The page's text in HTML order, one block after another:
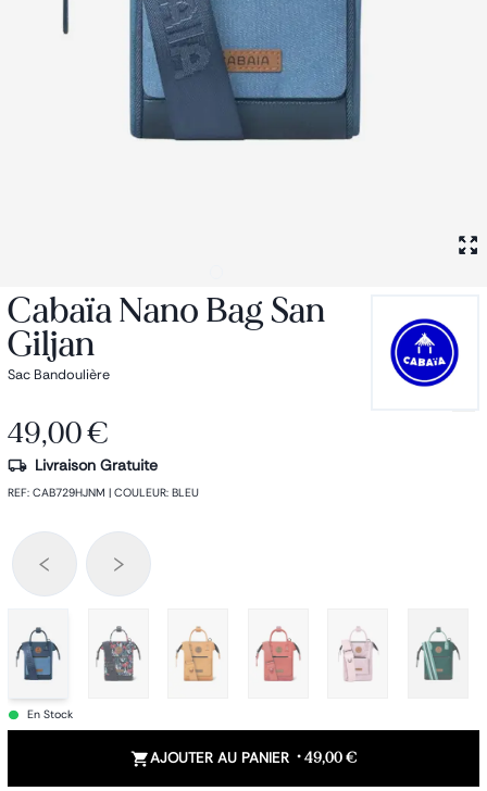
Porte monnaie
Cabaïa Nano Bag San
Giljan
Sac Bandoulière
49,00 €
Livraison Gratuite
REF: CAB729HJNM | COULEUR: BLEU
En Stock
AJOUTER AU PANIER • 49,00 €